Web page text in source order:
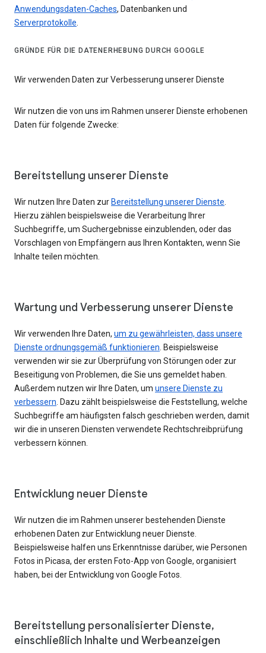
Anwendungsdaten-Caches, Datenbanken und
Serverprotokolle.
GRÜNDE FÜR DIE DATENERHEBUNG DURCH GOOGLE
Wir verwenden Daten zur Verbesserung unserer Dienste
Wir nutzen die von uns im Rahmen unserer Dienste erhobenen
Daten für folgende Zwecke:
Bereitstellung unserer Dienste
Wir nutzen Ihre Daten zur Bereitstellung unserer Dienste
Hierzu zählen beispielsweise die Verarbeitung Ihrer
Suchbegriffe, um Suchergebnisse einzublenden, oder das
Vorschlagen von Empfängern aus Ihren Kontakten, wenn Sie
Inhalte teilen möchten.
Wartung und Verbesserung unserer Dienste
Wir verwenden Ihre Daten, um zu gewährleisten, dass unsere
Dienste ordnungsgemäß funktionieren . Beispielsweise
verwenden wir sie zur Überprüfung von Störungen oder zur
Beseitigung von Problemen, die Sie uns gemeldet haben.
Außerdem nutzen wir Ihre Daten, um unsere Dienste zu
verbessern . Dazu zählt beispielsweise die Feststellung, welche
Suchbegriffe am häufigsten falsch geschrieben werden, damit
wir die in unseren Diensten verwendete Rechtschreibprüfung
verbessern können.
Entwicklung neuer Dienste
Wir nutzen die im Rahmen unserer bestehenden Dienste
erhobenen Daten zur Entwicklung neuer Dienste.
Beispielsweise halfen uns Erkenntnisse darüber, wie Personen
Fotos in Picasa, der ersten Foto-App von Google, organisiert
haben, bei der Entwicklung von Google Fotos.
Bereitstellung personalisierter Dienste,
einschließlich Inhalte und Werbeanzeigen